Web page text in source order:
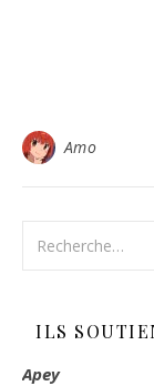
Amo
ILS
Apey